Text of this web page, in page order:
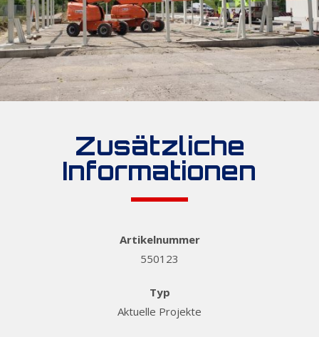
Zusätzliche
Informationen
Artikelnummer
550123
Typ
Aktuelle Projekte